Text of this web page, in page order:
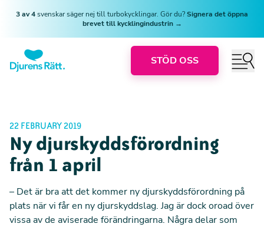
3 av 4svenskar säger nej till turbokycklingar. Gör du?Signera det öppna
brevet till kycklingindustrin →
STÖD OSS
22 FEBRUARY 2019
Ny djurskyddsförordning
från 1 april
– Det är bra att det kommer ny djurskyddsförordning på
plats när vi får en ny djurskyddslag. Jag är dock oroad över
vissa av de aviserade förändringarna. Några delar som